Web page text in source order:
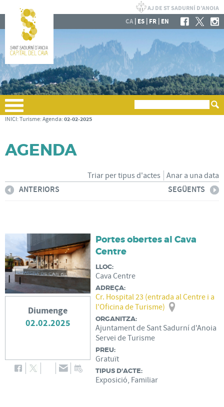
CA| ES | FR | EN
INICI: Turisme: Agenda: 02-02-2025
AGENDA
Triar per tipus d'actes Anar a una data
ANTERIORS SEGÜENTS
Diumenge
02.02.2025
Portes obertes al Cava
Centre
LLOC:
Cava Centre
ADREÇA:
Cr. Hospital 23 (entrada al Centre i a
l'Oficina de Turisme)
ORGANITZA:
Ajuntament de Sant Sadurní d'Anoia
Servei de Turisme
PREU:
Gratuït
TIPUS D'ACTE:
Exposició, Familiar